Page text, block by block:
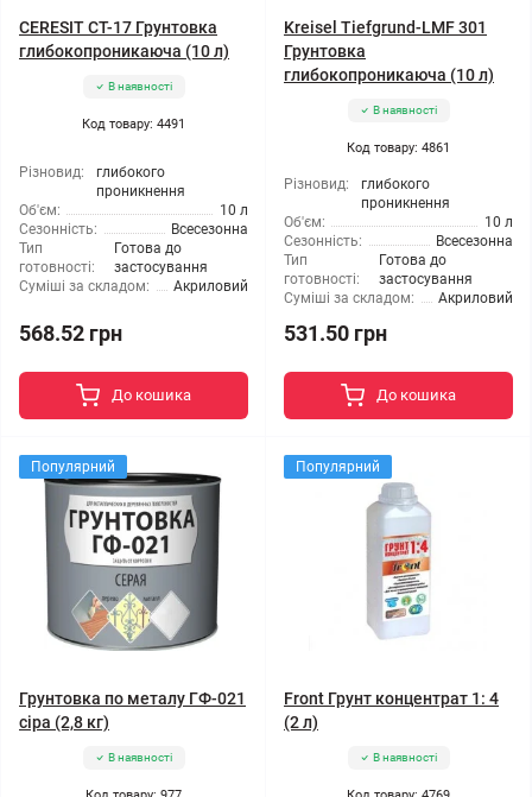
CERESIT CT-17 Грунтовка
глибокопроникаюча (10 л)
В наявності
Код товару: 4491
Різновид:
глибокого
проникнення
Об'єм:
10 л
Сезонність:
Всесезонна
Тип
готовності:
Готова до
застосування
Суміші за складом:
Акриловий
568.52 грн
До кошика
Kreisel Tiefgrund-LMF 301
Грунтовка
глибокопроникаюча (10 л)
В наявності
Код товару: 4861
Різновид:
глибокого
проникнення
Об'єм:
10 л
Сезонність:
Всесезонна
Тип
готовності:
Готова до
застосування
Суміші за складом:
Акриловий
531.50 грн
До кошика
Популярний
Грунтовка по металу ГФ-021
сіра (2,8 кг)
В наявності
Популярний
Front Грунт концентрат 1: 4
(2 л)
В наявності